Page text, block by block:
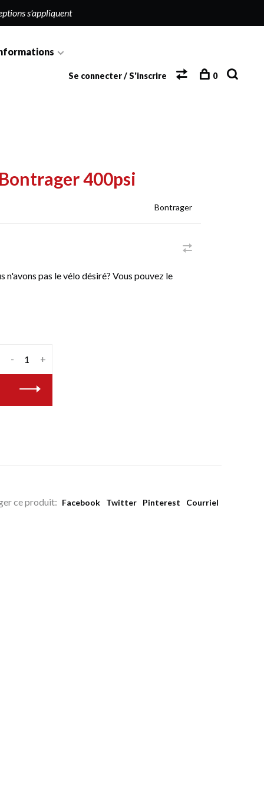
s'appliquent
Se connecter / S'inscrire 0
400psi
Bontrager
n'avons pas le vélo désiré? Vous pouvez le
+
-
ce produit: Facebook Twitter Pinterest Courriel